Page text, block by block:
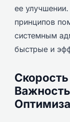
ее
принципов
системным
быстрые и